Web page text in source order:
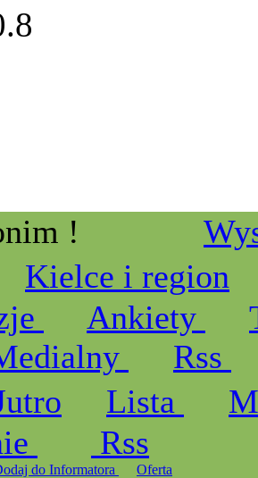
!
Kielce i region
Ankiety
Rss
Lista
Rss
do Informatora Oferta